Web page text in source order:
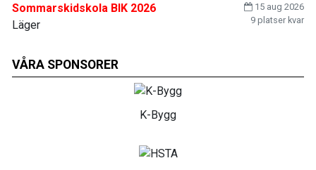
Sommarskidskola BIK 2026
15 aug 2026
9 platser kvar
Läger
VÅRA SPONSORER
K-Bygg